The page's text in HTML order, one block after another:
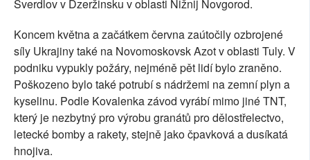
Sverdlov v Dzeržinsku v oblasti Nižnij Novgorod.
Koncem května a začátkem června zaútočily ozbrojené
síly Ukrajiny také na Novomoskovsk Azot v oblasti Tuly. V
podniku vypukly požáry, nejméně pět lidí bylo zraněno.
Poškozeno bylo také potrubí s nádržemi na zemní plyn a
kyselinu. Podle Kovalenka závod vyrábí mimo jiné TNT,
který je nezbytný pro výrobu granátů pro dělostřelectvo,
letecké bomby a rakety, stejně jako čpavková a dusíkatá
hnojiva.